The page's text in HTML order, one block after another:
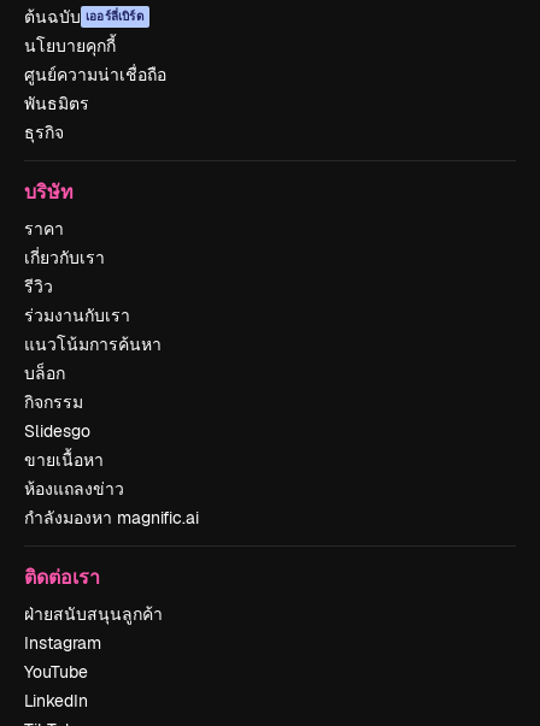
ต้นฉบับ เออร์ลี่เบิร์ด
นโยบายคุกกี้
ศูนย์ความน่าเชื่อถือ
พันธมิตร
ธุรกิจ
บริษัท
ราคา
เกี่ยวกับเรา
รีวิว
ร่วมงานกับเรา
แนวโน้มการค้นหา
บล็อก
กิจกรรม
Slidesgo
ขายเนื้อหา
ห้องแถลงข่าว
กำลังมองหา magnific.ai
ติดต่อเรา
ฝ่ายสนับสนุนลูกค้า
Instagram
YouTube
LinkedIn